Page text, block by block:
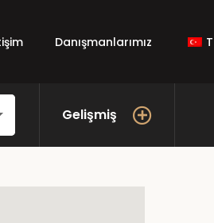
Danışmanlarımız
Gelişmiş